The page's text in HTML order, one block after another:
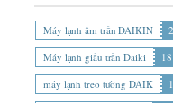
Máy lạnh âm trần DAIKIN
Máy lạnh giấu trần Daiki
18
máy lạnh treo tường DAIK